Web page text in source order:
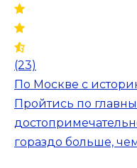
(23)
По Москве с
Пройтись по
гораздо больше,